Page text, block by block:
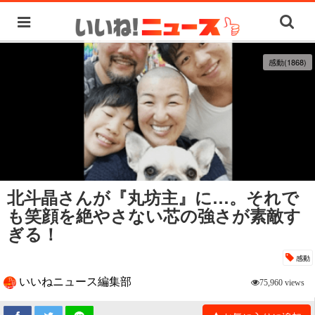
感動(1868)
北斗晶さんが『丸坊主』に…。それで
も笑顔を絶やさない芯の強さが素敵す
ぎる！
感動
いいねニュース編集部 75,960 views